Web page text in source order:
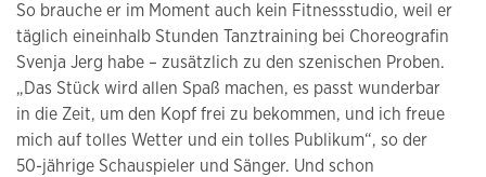
So brauche er im Moment auch kein Fitnessstudio, weil er
täglich eineinhalb Stunden Tanztraining bei Choreografin
Svenja Jerg habe – zusätzlich zu den szenischen Proben.
„Das Stück wird allen Spaß machen, es passt wunderbar
in die Zeit, um den Kopf frei zu bekommen, und ich freue
mich auf tolles Wetter und ein tolles Publikum“, so der
50-jährige Schauspieler und Sänger. Und schon